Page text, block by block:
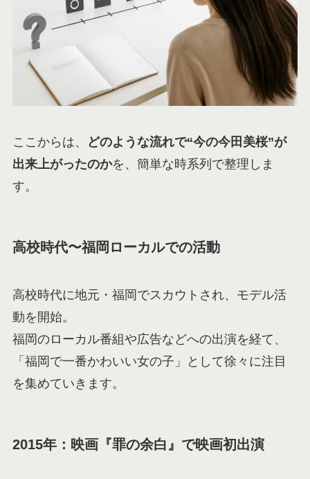
ここからは、
どのような流れで“今の今田美桜”が
出来上がったのかを、簡単な時系列で整理しま
す。
高校時代〜福岡ローカルでの活動
高校時代に地元・福岡でスカウトされ、モデル活
動を開始。
福岡のローカル番組や広告などへの出演を経て、
「福岡で一番かわいい女の子」として徐々に注目
を集めていきます。
2015年：映画『罪の余白』で映画初出演